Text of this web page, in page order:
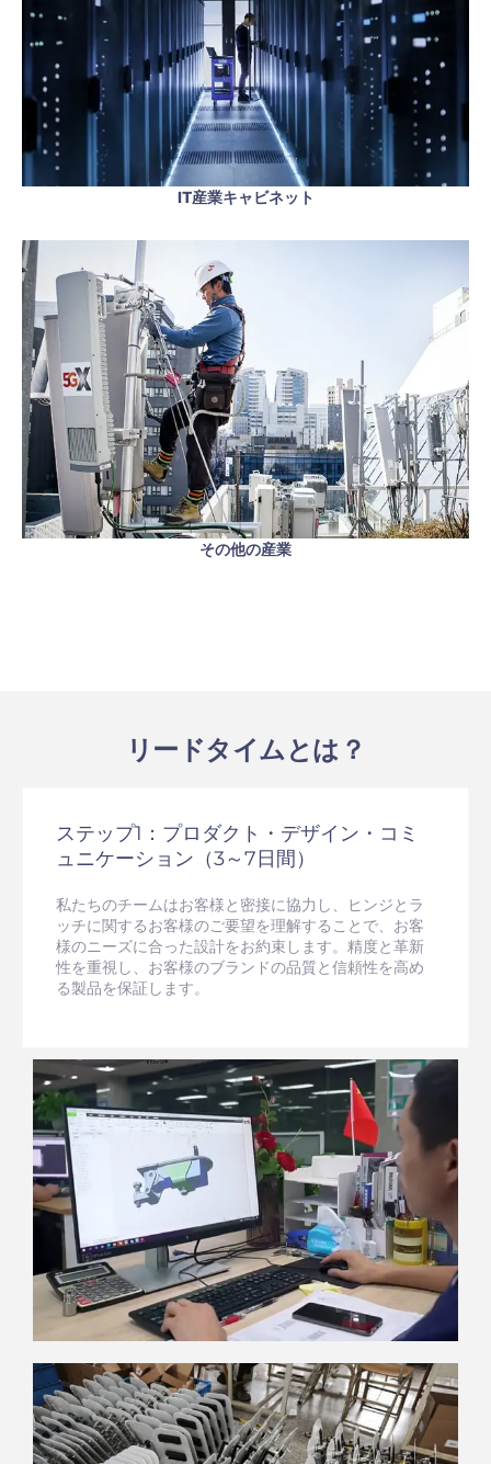
IT産業キャビネット
その他の産業
リードタイムとは？
ステップ1：プロダクト・デザイン・コミ
ュニケーション（3～7日間）
私たちのチームはお客様と密接に協力し、ヒンジとラ
ッチに関するお客様のご要望を理解することで、お客
様のニーズに合った設計をお約束します。精度と革新
性を重視し、お客様のブランドの品質と信頼性を高め
る製品を保証します。